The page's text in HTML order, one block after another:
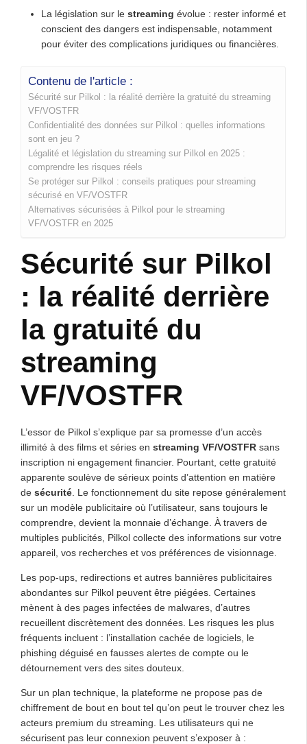
La législation sur le streaming évolue : rester informé et
conscient des dangers est indispensable, notamment
pour éviter des complications juridiques ou financières.
Contenu de l'article :
Sécurité sur Pilkol : la réalité derrière la gratuité du streaming
VF/VOSTFR
Confidentialité des données sur Pilkol : quelles informations
sont en jeu ?
Légalité et législation du streaming sur Pilkol en 2025 :
comprendre les risques réels
Se protéger sur Pilkol : conseils pratiques pour streaming
sécurisé en VF/VOSTFR
Alternatives sécurisées à Pilkol pour le streaming
VF/VOSTFR en 2025
Sécurité sur Pilkol
: la réalité derrière
la gratuité du
streaming
VF/VOSTFR
L’essor de Pilkol s’explique par sa promesse d’un accès
illimité à des films et séries en streaming VF/VOSTFR sans
inscription ni engagement financier. Pourtant, cette gratuité
apparente soulève de sérieux points d’attention en matière
de sécurité . Le fonctionnement du site repose généralement
sur un modèle publicitaire où l’utilisateur, sans toujours le
comprendre, devient la monnaie d’échange. À travers de
multiples publicités, Pilkol collecte des informations sur votre
appareil, vos recherches et vos préférences de visionnage.
Les pop-ups, redirections et autres bannières publicitaires
abondantes sur Pilkol peuvent être piégées. Certaines
mènent à des pages infectées de malwares, d’autres
recueillent discrètement des données. Les risques les plus
fréquents incluent : l’installation cachée de logiciels, le
phishing déguisé en fausses alertes de compte ou le
détournement vers des sites douteux.
Sur un plan technique, la plateforme ne propose pas de
chiffrement de bout en bout tel qu’on peut le trouver chez les
acteurs premium du streaming. Les utilisateurs qui ne
sécurisent pas leur connexion peuvent s’exposer à :